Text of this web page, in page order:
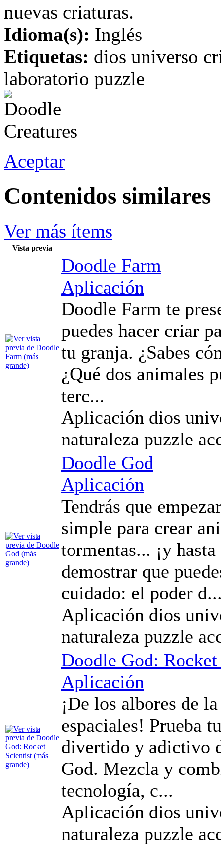
nuevas criaturas.
Idioma(s): Inglés
Etiquetas: dios universo
laboratorio puzzle
Aceptar
Contenidos similares
Ver más ítems
Vista previa
Doodle Farm
Aplicación
Doodle Farm te
puedes hacer criar
tu granja. ¿Sabes
¿Qué dos animales
terc...
Aplicación dios
naturaleza puzzle
Doodle God
Aplicación
Tendrás que
simple para crear
tormentas... ¡y
demostrar que
cuidado: el poder
Aplicación dios
naturaleza puzzle
Doodle God:
Aplicación
¡De los albores de
espaciales! Prueba
divertido y adictivo
God. Mezcla y
tecnología, c...
Aplicación dios
naturaleza puzzle